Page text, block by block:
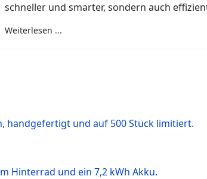
schneller und smarter, sondern auch
Weiterlesen ...
handgefertigt und auf 500 Stück limitiert.
Hinterrad und ein 7,2 kWh Akku.